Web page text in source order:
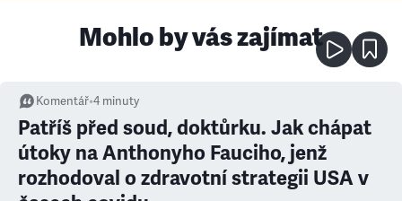
Mohlo by vás zajímat
Komentář•4 minuty
Patříš před soud, doktůrku. Jak chápat
útoky na Anthonyho Fauciho, jenž
rozhodoval o zdravotní strategii USA v